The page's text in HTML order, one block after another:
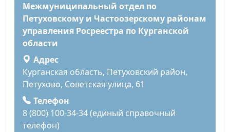
Межмуниципальный отдел по
Петуховскому и Частоозерскому районам
управления Росреестра по Курганской
области
Адрес
Курганская область, Петуховский район,
Петухово, Советская улица, 61
Телефон
8 (800) 100-34-34 (единый справочный
телефон)